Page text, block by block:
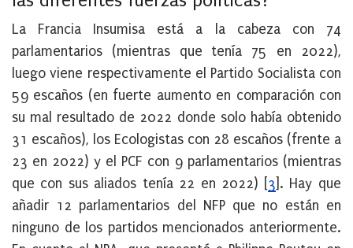
La Francia Insumisa está a la cabeza con 74
parlamentarios (mientras que tenía 75 en 2022),
luego viene respectivamente el Partido Socialista con
59 escaños (en fuerte aumento en comparación con
su mal resultado de 2022 donde solo había obtenido
31 escaños), los Ecologistas con 28 escaños (frente a
23 en 2022) y el PCF con 9 parlamentarios (mientras
que con sus aliados tenía 22 en 2022) [3]. Hay que
añadir 12 parlamentarios del NFP que no están en
ninguno de los partidos mencionados anteriormente.